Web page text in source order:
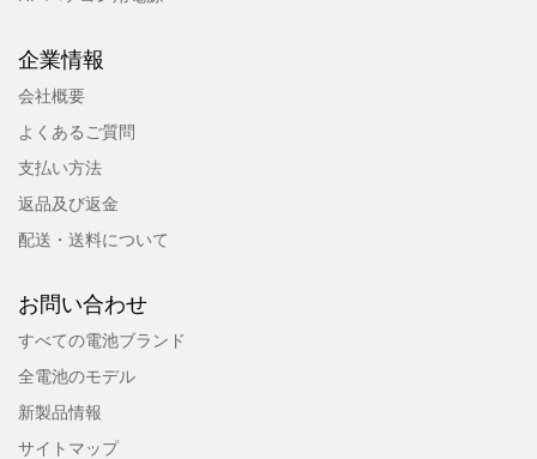
企業情報
会社概要
よくあるご質問
支払い方法
返品及び返金
配送・送料について
お問い合わせ
すべての電池ブランド
全電池のモデル
新製品情報
サイトマップ